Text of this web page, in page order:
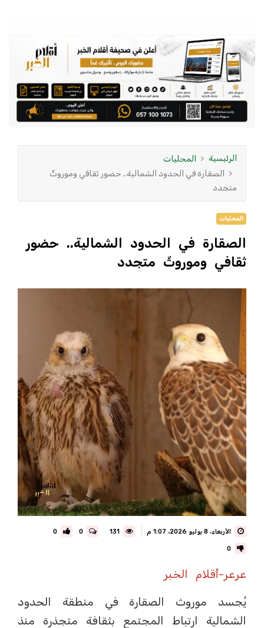
الرئيسية
المحليات
الصقارة في الحدود الشمالية.. حضور ثقافي وموروثٌ
متجدد
المحليات
الصقارة في الحدود الشمالية.. حضور
ثقافي وموروثٌ متجدد
الأربعاء، 8 يوليو 2026، 1:07 م 0
0
0
عرعر-أقلام الخبر
يُجسد موروث الصقارة في منطقة الحدود
الشمالية ارتباط المجتمع بثقافة متجذرة منذ